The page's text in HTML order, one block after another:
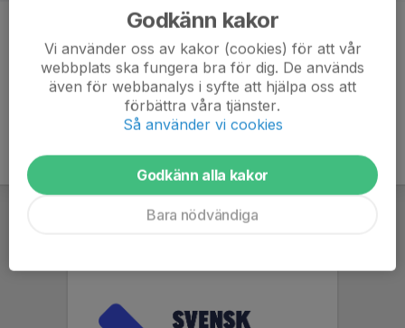
Kommentarer
Godkänn kakor
Vi använder oss av kakor (cookies) för att vår
webbplats ska fungera bra för dig. De används
även för webbanalys i syfte att hjälpa oss att
förbättra våra tjänster.
Så använder vi cookies
Godkänn alla kakor
Bara nödvändiga